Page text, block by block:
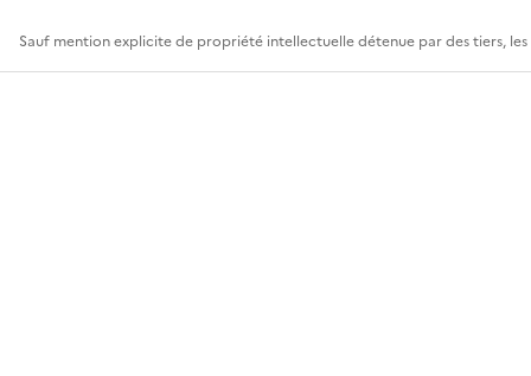
Sauf mention explicite de propriété intellectuelle détenue par des tiers,